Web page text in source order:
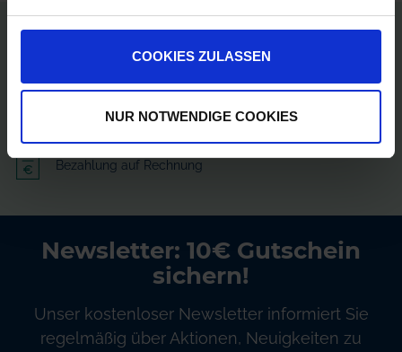
COOKIES ZULASSEN
NUR NOTWENDIGE COOKIES
Versandkostenfrei ab 250€
Erstklassiger Kundenservice
Bezahlung auf Rechnung
Newsletter: 10€ Gutschein
sichern!
Unser kostenloser Newsletter informiert Sie
regelmäßig über Aktionen, Neuigkeiten zu